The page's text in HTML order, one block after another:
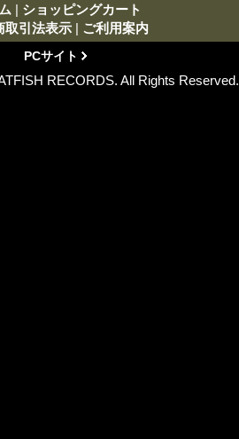
| ショッピングカート
取引法表示 | ご利用案内
PCサイト
RECORDS. All Rights Reserved.